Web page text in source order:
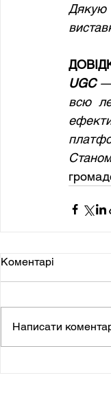
Дякую
UGC —
всю
Коментарі
Написати